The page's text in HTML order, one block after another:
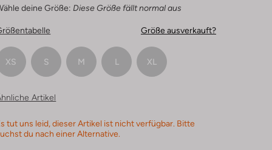
deine Größe: Diese Größe fällt normal aus
Größe ausverkauft?
XS S M L XL
Artikel
tut uns leid, dieser Artikel ist nicht verfügbar. Bitte
du nach einer Alternative.